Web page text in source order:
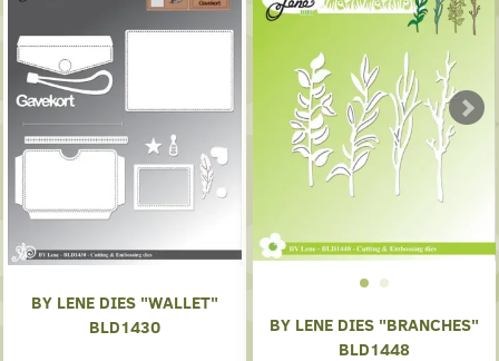
BY LENE DIES "WALLET"
BLD1430
BY LENE DIES "BRANCHES"
BLD1448